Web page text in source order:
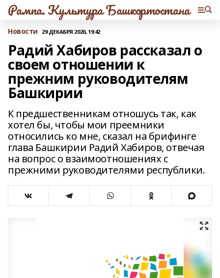
Рампа. Культура Башкортостана
Новости 29 ДЕКАБРЯ 2020, 19:42
Радий Хабиров рассказал о
своем отношении к
прежним руководителям
Башкирии
К предшественникам отношусь так, как
хотел бы, чтобы мои преемники
относились ко мне, сказал на брифинге
глава Башкирии Радий Хабиров, отвечая
на вопрос о взаимоотношениях с
прежними руководителями республики.